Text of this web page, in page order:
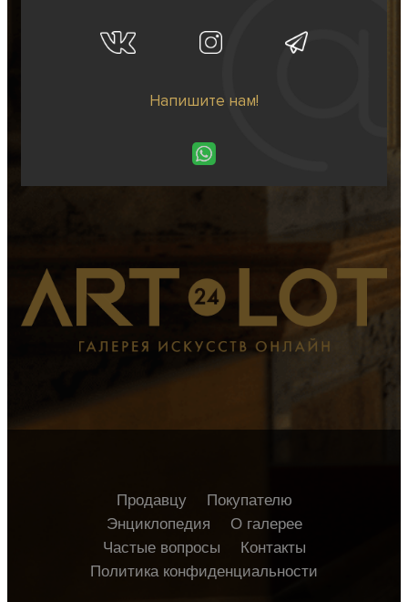
Напишите нам!
Продавцу
Покупателю
Энциклопедия
О галерее
Частые вопросы
Контакты
Политика конфиденциальности